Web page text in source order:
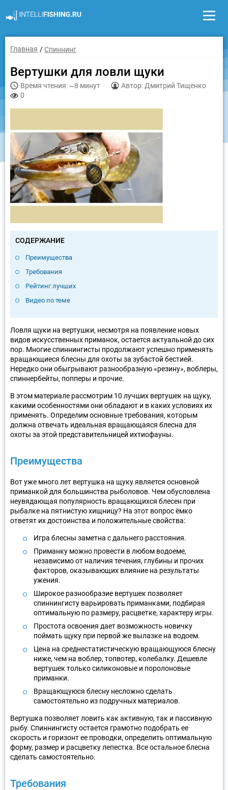
Главная Спиннинг
Вертушки для ловли щуки
Время чтения: ~8 минут
Автор: Дмитрий Тищенко
0
СОДЕРЖАНИЕ
Преимущества
Требования
Рейтинг лучших
Видео по теме
Ловля щуки на вертушки, несмотря на появление новых
видов искусственных приманок, остается актуальной до сих
пор. Многие спиннингисты продолжают успешно применять
вращающиеся блесны для охоты за зубастой бестией.
Нередко они обыгрывают разнообразную «резину», воблеры,
спиннербейты, попперы и прочие.
В этом материале рассмотрим 10 лучших вертушек на щуку,
какими особенностями они обладают и в каких условиях их
применять. Определим основные требования, которым
должна отвечать идеальная вращающаяся блесна для
охоты за этой представительницей ихтиофауны.
Преимущества
Вот уже много лет вертушка на щуку является основной
приманкой для большинства рыболовов. Чем обусловлена
неувядающая популярность вращающихся блесен при
рыбалке на пятнистую хищницу? На этот вопрос ёмко
ответят их достоинства и положительные свойства:
Игра блесны заметна с дальнего расстояния.
Приманку можно провести в любом водоеме,
независимо от наличия течения, глубины и прочих
факторов, оказывающих влияние на результаты
ужения.
Широкое разнообразие вертушек позволяет
спиннингисту варьировать приманками, подбирая
оптимальную по размеру, расцветке, характеру игры.
Простота освоения дает возможность новичку
поймать щуку при первой же вылазке на водоем.
Цена на среднестатистическую вращающуюся блесну
ниже, чем на воблер, топвотер, колебалку. Дешевле
вертушек только силиконовые и поролоновые
приманки.
Вращающуюся блесну несложно сделать
самостоятельно из подручных материалов.
Вертушка позволяет ловить как активную, так и пассивную
рыбу. Спиннингисту остается грамотно подобрать ее
скорость и горизонт ее проводки, определить оптимальную
форму, размер и расцветку лепестка. Все остальное блесна
сделать самостоятельно.
Требования